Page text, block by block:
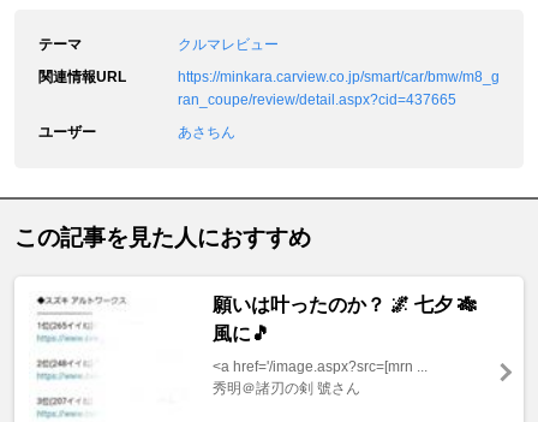
テーマ
クルマレビュー
関連情報URL
https://minkara.carview.co.jp/smart/car/bmw/m8_g
ran_coupe/review/detail.aspx?cid=437665
ユーザー
あさちん
この記事を見た人におすすめ
願いは叶ったのか？ 🌌 七夕 🎋
風に🎵
<a href='/image.aspx?src=[mrn ...
秀明＠諸刃の剣 號さん